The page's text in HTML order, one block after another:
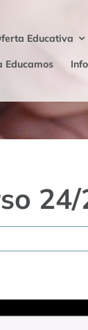
Educativa
Educamos